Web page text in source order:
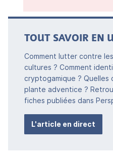
TOUT SAVOIR EN
Comment lutter contre
cultures ? Comment
cryptogamique ? Quelles
plante adventice ?
fiches publiées dans
L'article en direct